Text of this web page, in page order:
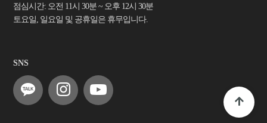
점심시간: 오전 11시 30분 ~ 오후 12시 30분
토요일, 일요일 및 공휴일은 휴무입니다.
SNS